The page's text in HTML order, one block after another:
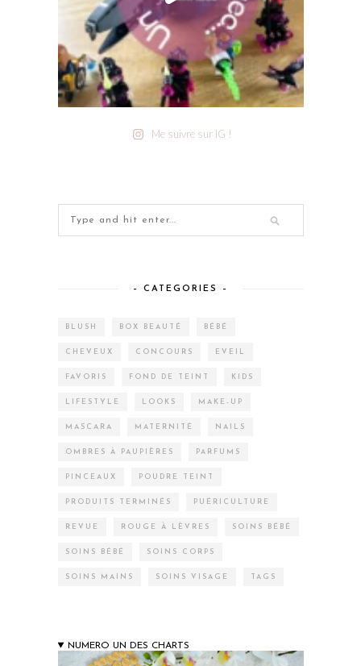
Me suivre sur IG !
– CATEGORIES –
BLUSH BOX BEAUTÉ BÉBÉ
CHEVEUX CONCOURS EVEIL
FAVORIS FOND DE TEINT KIDS
LIFESTYLE LOOKS MAKE-UP
MASCARA MATERNITÉ NAILS
OMBRES À PAUPIÈRES PARFUMS
PINCEAUX POUDRE TEINT
PRODUITS TERMINÉS PUÉRICULTURE
REVUE ROUGE À LÈVRES SOINS BÉBÉ
SOINS BÉBÉ SOINS CORPS
SOINS MAINS SOINS VISAGE TAGS
NUMERO UN DES CHARTS